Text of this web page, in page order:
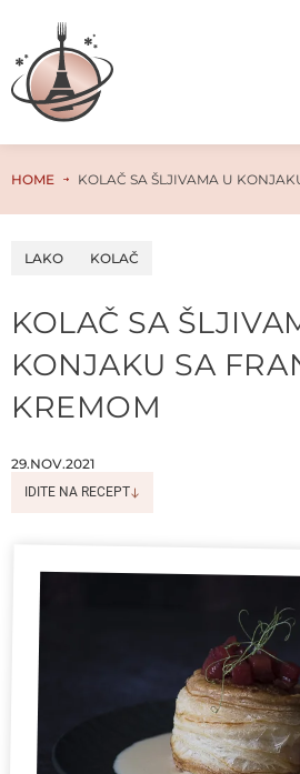
HOME KOLAČ SA ŠLJIVAMA U
LAKO KOLAČ
KOLAČ SA
KONJAKU SA
KREMOM
29.NOV.2021
IDITE NA RECEPT